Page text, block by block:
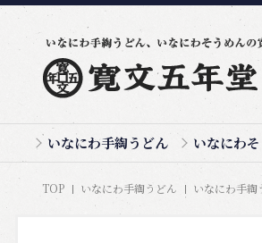
いなにわ手綯うどん いなにわ
TOP いなにわ手綯うどん いなにわ手